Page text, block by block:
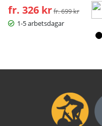
fr. 326 kr Ordinarie pris:
fr. 699 kr
1-5 arbetsdagar